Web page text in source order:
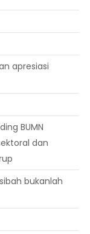
apresiasi
BUMN
dan
bukanlah